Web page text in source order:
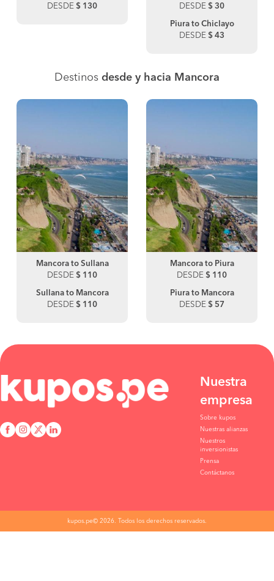
DESDE $ 130
DESDE $ 30
Piura to Chiclayo
DESDE $ 43
Destinos desde y hacia Mancora
Mancora to Sullana
DESDE $ 110
Sullana to Mancora
DESDE $ 110
Mancora to Piura
DESDE $ 110
Piura to Mancora
DESDE $ 57
Nuestra
empresa
Sobre kupos
Nuestras alianzas
Nuestros
inversionistas
Prensa
Contáctanos
kupos.pe© 2026. Todos los derechos reservados.